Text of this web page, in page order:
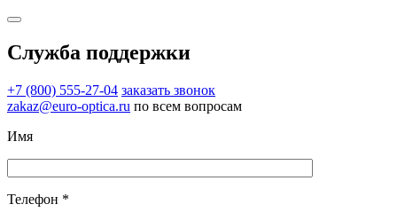
Служба поддержки
+7 (800) 555-27-04 заказать звонок
zakaz@euro-optica.ru по всем вопросам
Имя
Телефон *